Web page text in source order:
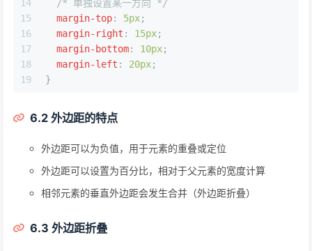
14
15
16
17
18
19
/* 单独设置某一方向 */
margin-top: 5px;
margin-right : 15px;
margin-bottom: 10px;
margin-left : 20px;
}
6.2 外边距的特点
外边距可以为负值，用于元素的重叠或定位
外边距可以设置为百分比，相对于父元素的宽度计算
相邻元素的垂直外边距会发生合并（外边距折叠）
6.3 外边距折叠